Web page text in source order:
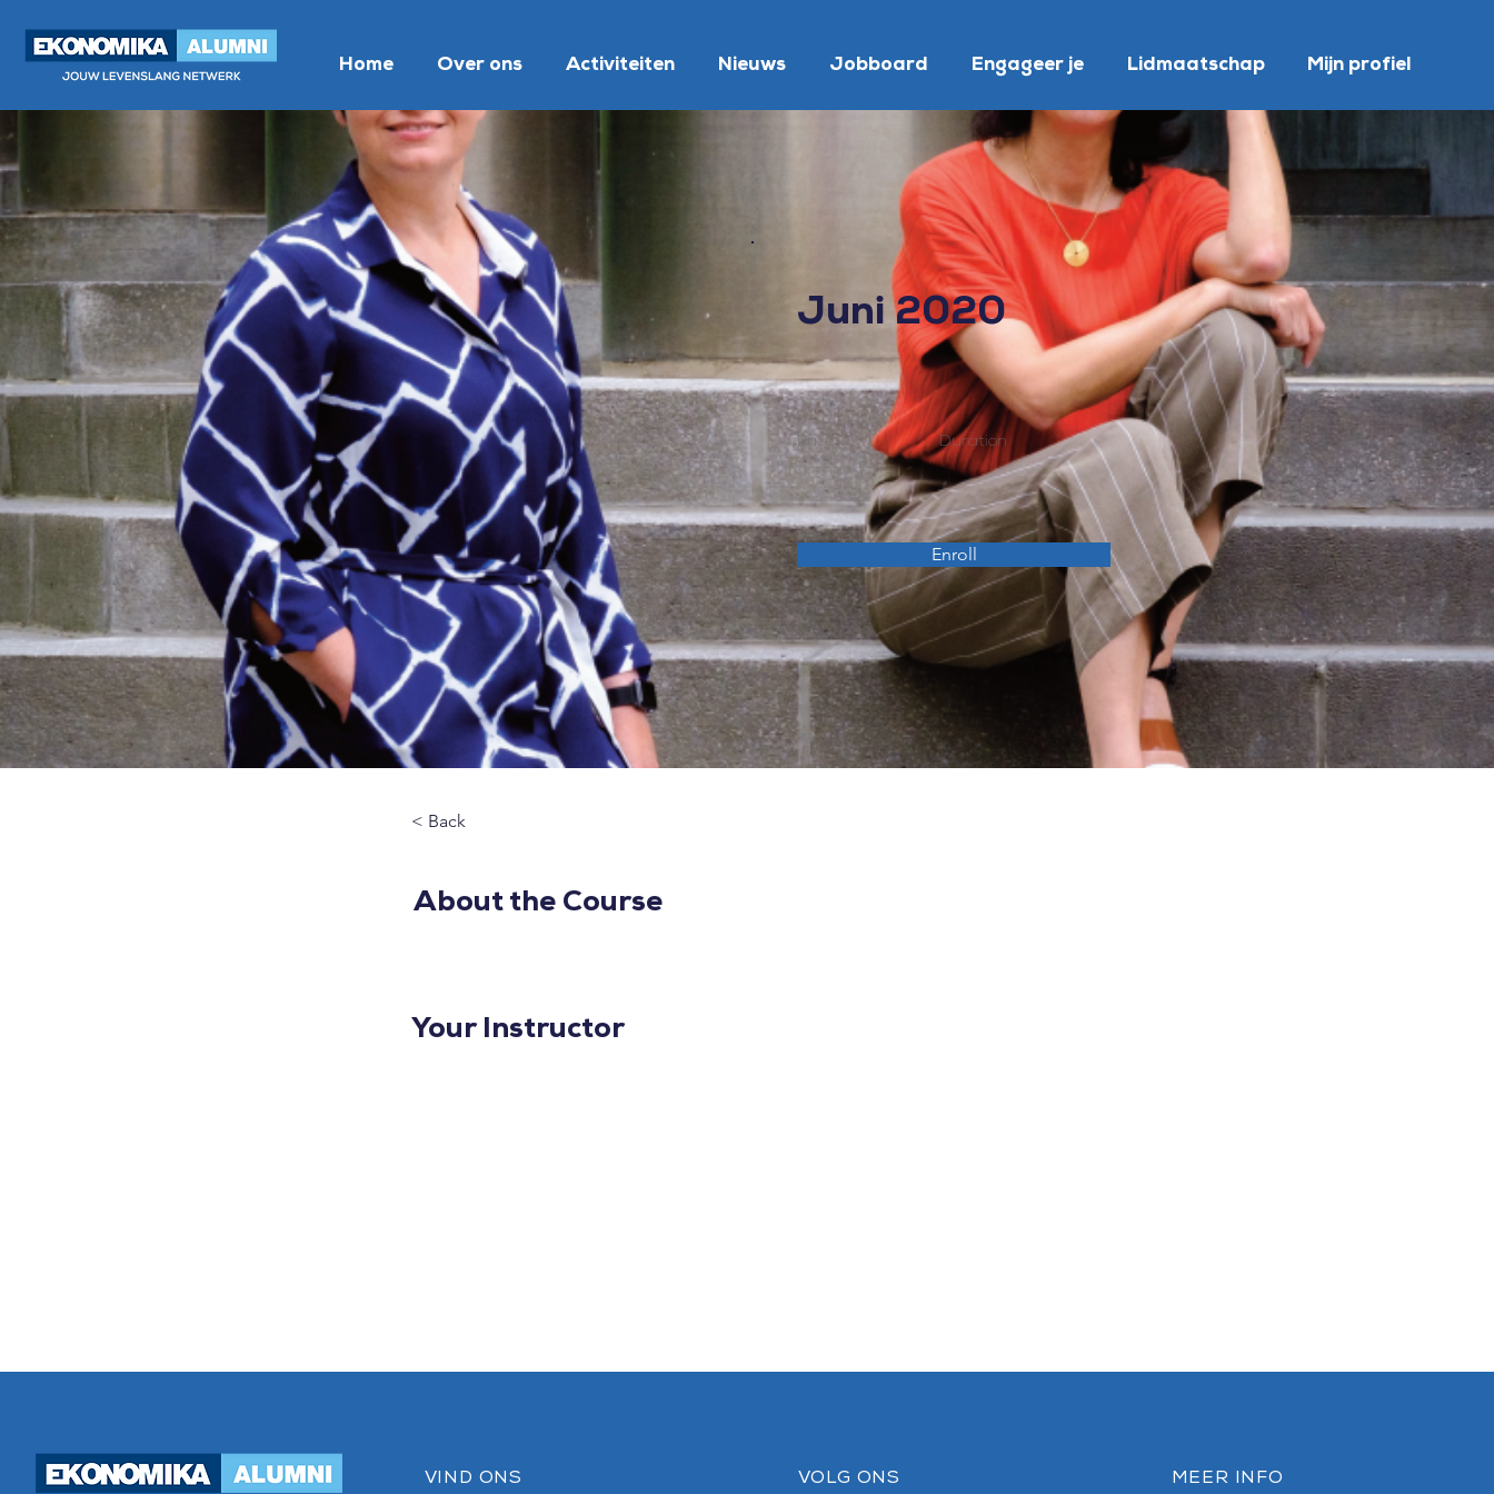
Home Over ons Activiteiten Nieuws Jobboard Engageer je Lidmaatschap Mijn profiel
Juni 2020
Price Duration
Enroll
< Back
About the Course
Your Instructor
VIND ONS VOLG ONS MEER INFO